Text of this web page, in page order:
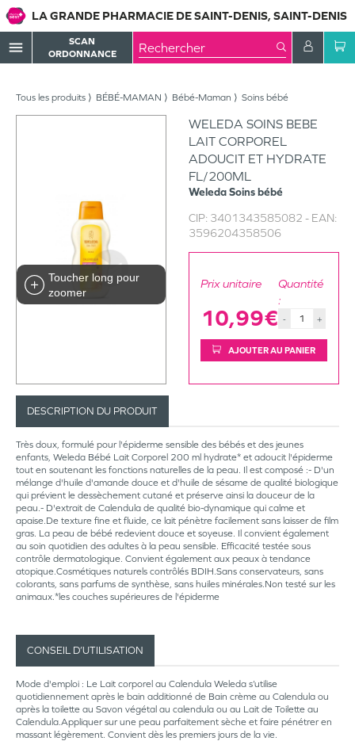
LA GRANDE PHARMACIE DE SAINT-DENIS, SAINT-DENIS
menu
SCAN
ORDONNANCE
Tous les produits BÉBÉ-MAMAN Bébé-Maman Soins bébé
Toucher long pour
zoomer
WELEDA SOINS BEBE
LAIT CORPOREL
ADOUCIT ET HYDRATE
FL/200ML
WeledaSoins bébé
CIP: 3401343585082 - EAN:
3596204358506
Prix unitaire
10,99€
Quantité
:
- +
AJOUTER AU PANIER
DESCRIPTION DU PRODUIT
Très doux, formulé pour l'épiderme sensible des bébés et des jeunes
enfants, Weleda Bébé Lait Corporel 200 ml hydrate* et adoucit l'épiderme
tout en soutenant les fonctions naturelles de la peau. Il est composé :- D'un
mélange d'huile d'amande douce et d'huile de sésame de qualité biologique
qui prévient le dessèchement cutané et préserve ainsi la douceur de la
peau.- D'extrait de Calendula de qualité bio-dynamique qui calme et
apaise.De texture fine et fluide, ce lait pénètre facilement sans laisser de film
gras. La peau de bébé redevient douce et soyeuse. Il convient également
au soin quotidien des adultes à la peau sensible. Efficacité testée sous
contrôle dermatologique. Convient également aux peaux à tendance
atopique.Cosmétiques naturels contrôlés BDIH.Sans conservateurs, sans
colorants, sans parfums de synthèse, sans huiles minérales.Non testé sur les
animaux.*les couches supérieures de l'épiderme
CONSEIL D’UTILISATION
Mode d'emploi : Le Lait corporel au Calendula Weleda s’utilise
quotidiennement après le bain additionné de Bain crème au Calendula ou
après la toilette au Savon végétal au calendula ou au Lait de Toilette au
Calendula.Appliquer sur une peau parfaitement sèche et faire pénétrer en
massant légèrement. Convient dès les premiers jours de la vie.